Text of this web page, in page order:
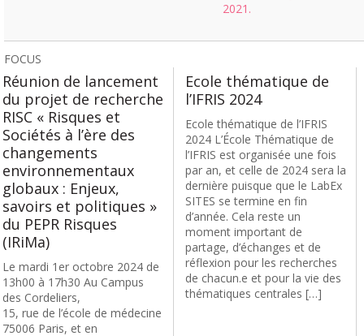
2021.
FOCUS
Réunion de lancement
du projet de recherche
RISC « Risques et
Sociétés à l’ère des
changements
environnementaux
globaux : Enjeux,
savoirs et politiques »
du PEPR Risques
(IRiMa)
Le mardi 1er octobre 2024 de
13h00 à 17h30 Au Campus
des Cordeliers,
15, rue de l’école de médecine
75006 Paris, et en
Ecole thématique de
l’IFRIS 2024
Ecole thématique de l’IFRIS
2024 L’École Thématique de
l’IFRIS est organisée une fois
par an, et celle de 2024 sera la
dernière puisque que le LabEx
SITES se termine en fin
d’année. Cela reste un
moment important de
partage, d’échanges et de
réflexion pour les recherches
de chacun.e et pour la vie des
thématiques centrales […]